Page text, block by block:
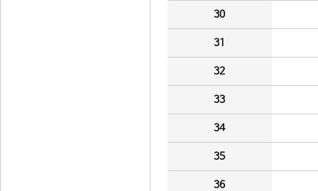
30
31
32
33
34
35
36